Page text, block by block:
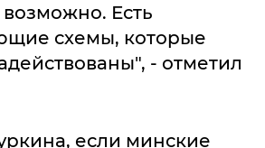
возможно. Есть
схемы, которые
- отметил
если минские